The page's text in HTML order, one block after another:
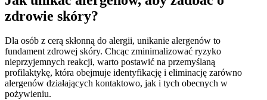
zdrowie skóry?
Dla osób z cerą skłonną do alergii, unikanie alergenów to
fundament zdrowej skóry. Chcąc zminimalizować ryzyko
nieprzyjemnych reakcji, warto postawić na przemyślaną
profilaktykę, która obejmuje identyfikację i eliminację zarówno
alergenów działających kontaktowo, jak i tych obecnych w
pożywieniu.